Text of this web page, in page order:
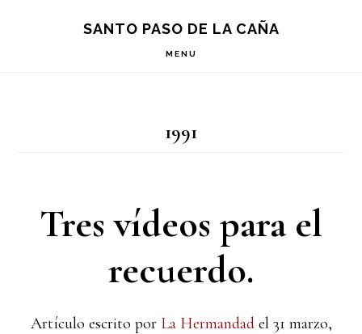
SANTO PASO DE LA CAÑA
MENU
1991
Tres vídeos para el
recuerdo.
Artículo escrito por La Hermandadel 31 marzo,